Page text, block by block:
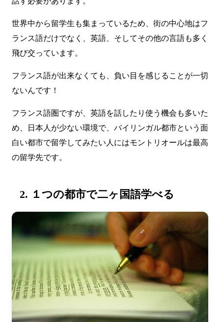
世界中から留学生も集まっているため、街の中心地はフ
ランス語だけでなく、英語、そしてその他の言語も多く
飛び交っています。
フランス語が出来なくても、負い目を感じることが一切
ないんです！
フランス語圏ですが、英語を話したり使う機会も多いた
め、日本人が少ない環境で、バイリンガル都市という面
白い都市で留学してみたい人にはモントリオールは最高
の留学先です。
2. １つの都市で二ヶ国語学べる